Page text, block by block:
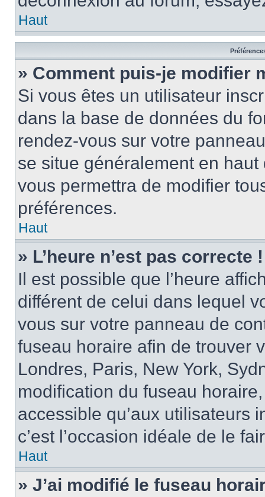
Haut
» Comment puis-je modifier
Si vous êtes un utilisateur
dans la base de données du
rendez-vous sur votre
se situe généralement en
vous permettra de modifier
préférences.
Haut
» L’heure n’est pas correcte !
Il est possible que l’heure
différent de celui dans lequel
vous sur votre panneau de
fuseau horaire afin de trouver
Londres, Paris, New York,
modification du fuseau
accessible qu’aux utilisateurs
c’est l’occasion idéale de le
Haut
» J’ai modifié le fuseau